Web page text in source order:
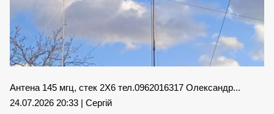
Антена 145 мгц, стек 2Х6 тел.0962016317 Олександр...
24.07.2026 20:33 | Сергій